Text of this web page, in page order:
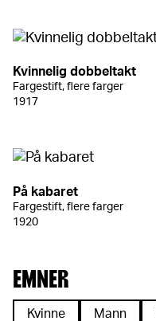
Kvinnelig dobbeltakt
Fargestift, flere farger
1917
På kabaret
Fargestift, flere farger
1920
EMNER
Kvinne Mann